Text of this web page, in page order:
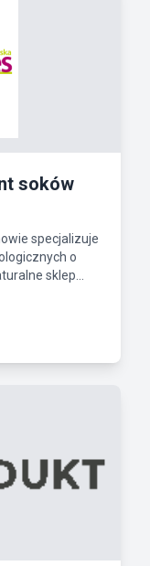
soków
specjalizuje
o
sklep...